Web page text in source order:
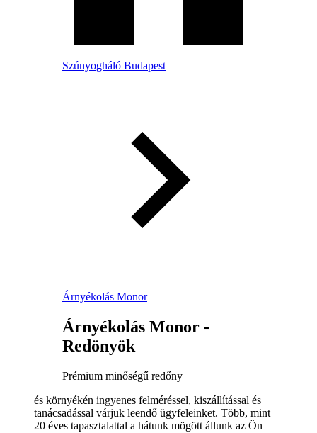
Szúnyogháló Budapest
Árnyékolás Monor
Árnyékolás Monor -
Redönyök
Prémium minőségű redőny
és környékén ingyenes felméréssel, kiszállítással és
tanácsadással várjuk leendő ügyfeleinket. Több, mint
20 éves tapasztalattal a hátunk mögött állunk az Ön